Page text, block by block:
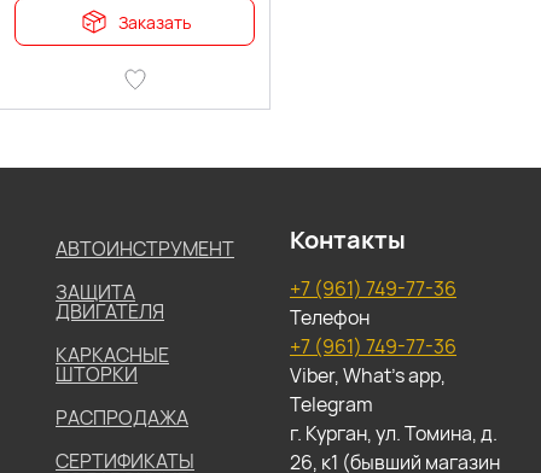
Заказать
АВТОИНСТРУМЕНТ
ЗАЩИТА
ДВИГАТЕЛЯ
КАРКАСНЫЕ
ШТОРКИ
РАСПРОДАЖА
СЕРТИФИКАТЫ
Контакты
+7 (961) 749-77-36
Телефон
+7 (961) 749-77-36
Viber, What's app,
Telegram
г. Курган, ул. Томина, д.
26, к1 (бывший магазин